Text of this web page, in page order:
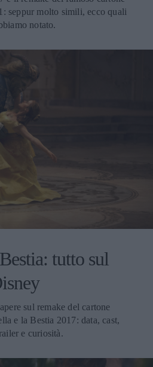
seppur molto simili, ecco quali
notato.
tutto sul
sul remake del cartone
e la Bestia 2017: data, cast,
e curiosità.